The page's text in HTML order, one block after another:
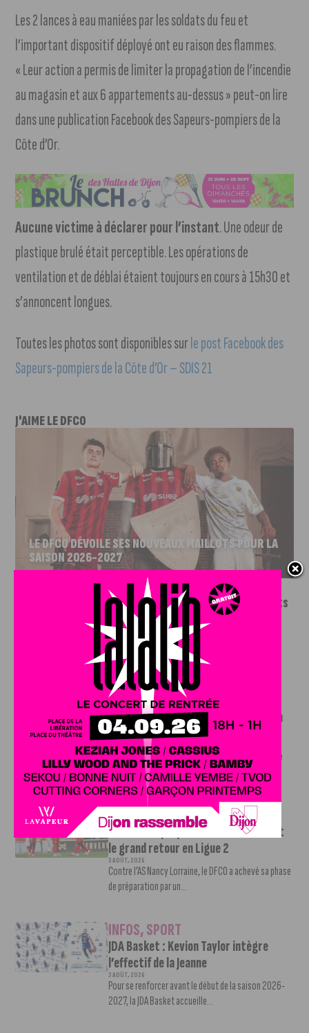
Les 2 lances à eau maniées par les soldats du feu et
l’important dispositif déployé ont eu raison des flammes.
« Leur action a permis de limiter la propagation de l’incendie
au magasin et aux 6 appartements au-dessus » peut-on lire
dans une publication Facebook des Sapeurs-pompiers de la
Côte d’Or.
Aucune victime à déclarer pour l’instant. Une odeur de
plastique brulé était perceptible. Les opérations de
ventilation et de déblai étaient toujours en cours à 15h30 et
s’annoncent longues.
Toutes les photos sont disponibles surle post Facebook des
Sapeurs-pompiers de la Côte d’Or – SDIS 21
J'AIME LE DFCO
LE DFCO DÉVOILE SES NOUVEAUX MAILLOTS POUR LA
SAISON 2026-2027
INFOS ,SPORT
Le DFCO dévoile ses nouveaux maillots
pour la saison 2026-2027
6 AOÛT, 2026
Le club dijonnais a présenté ses nouveaux maillots
pour son retour en Ligue 2....
INFOS,SPORT
Faire le tour de la Côte-d’Or à vélo en
trois jours : le défi de Victor Bosoni
5 AOÛT, 2026
Le challenge que s’apprête à relever l’ultra-cycliste
Victor Bosoni est simple : parcourir 571...
INFOS,SPORT
DFCO : une préparation sereine avant
le grand retour en Ligue 2
3 AOÛT, 2026
Contre l’AS Nancy Lorraine, le DFCO a achevé sa phase
de préparation par un...
INFOS,SPORT
JDA Basket : Kevion Taylor intègre
l’effectif de la Jeanne
3 AOÛT, 2026
Pour se renforcer avant le début de la saison 2026-
2027, la JDA Basket accueille...